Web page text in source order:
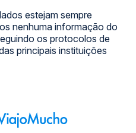
estejam sempre
nenhuma informação do
os protocolos de
principais instituições